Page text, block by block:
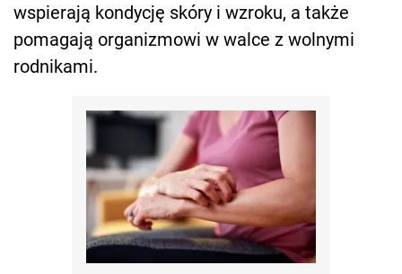
wspierają kondycję skóry i wzroku, a także
pomagają organizmowi w walce z wolnymi
rodnikami.